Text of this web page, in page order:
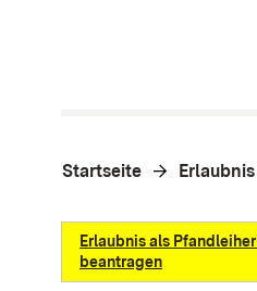
Startseite
Erlaubnis als
beantragen